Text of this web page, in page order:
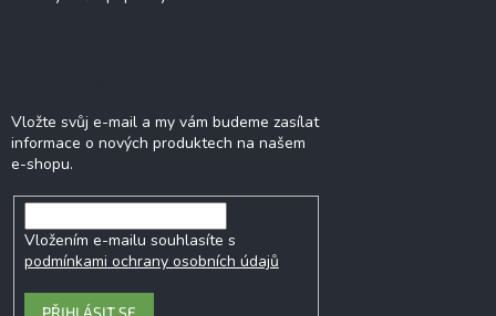
Vložte svůj e-mail a my vám budeme zasílat
informace o nových produktech na našem
e-shopu.
Vložením e-mailu souhlasíte s
podmínkami ochrany osobních údajů
PŘIHLÁSIT SE